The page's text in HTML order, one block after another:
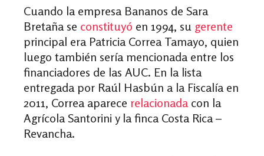
Cuando la empresa Bananos de Sara
Bretaña se constituyó en 1994, su gerente
principal era Patricia Correa Tamayo, quien
luego también sería mencionada entre los
financiadores de las AUC. En la lista
entregada por Raúl Hasbún a la Fiscalía en
2011, Correa aparece relacionadacon la
Agrícola Santorini y la finca Costa Rica –
Revancha.